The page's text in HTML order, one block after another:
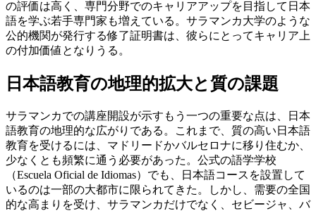
の評価は高く、専門分野でのキャリアアップを目指して日本
語を学ぶ若手専門家も増えている。サラマンカ大学のような
公的機関が発行する修了証明書は、彼らにとってキャリア上
の付加価値となりうる。
日本語教育の地理的拡大と質の課題
サラマンカでの講座開設が示すもう一つの重要な点は、日本
語教育の地理的な広がりである。これまで、質の高い日本語
教育を受けるには、マドリードかバルセロナに移り住むか、
少なくとも頻繁に通う必要があった。公式の語学学校
（Escuela Oficial de Idiomas）でも、日本語コースを設置して
いるのは一部の大都市に限られてきた。しかし、需要の全国
的な高まりを受け、サラマンカだけでなく、セビージャ、バ